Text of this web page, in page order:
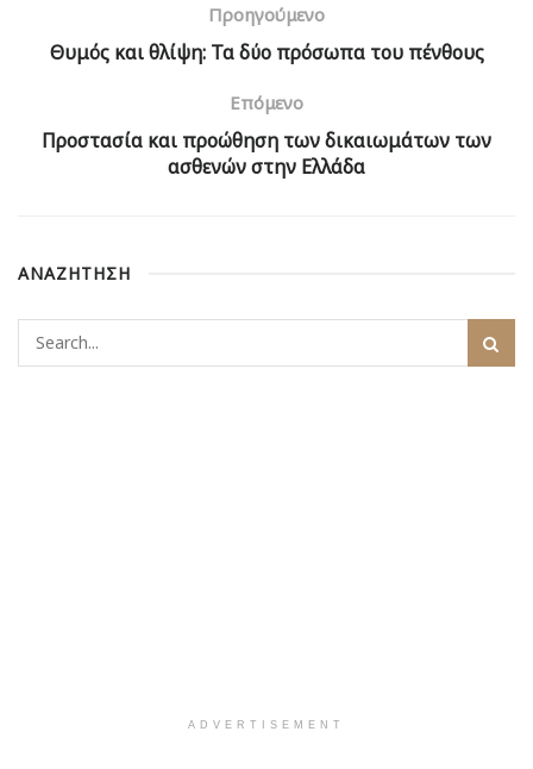
Προηγούμενο
Θυμός και θλίψη: Τα δύο πρόσωπα του πένθους
Επόμενο
Προστασία και προώθηση των δικαιωμάτων των
ασθενών στην Ελλάδα
ΑΝΑΖΗΤΗΣΗ
ADVERTISEMENT